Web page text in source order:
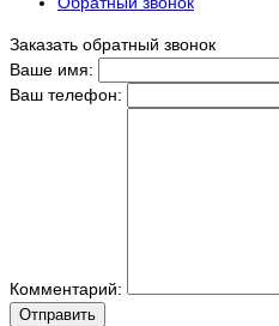
Заказать обратный звонок
Ваше имя:
Ваш телефон:
Комментарий:
Отправить